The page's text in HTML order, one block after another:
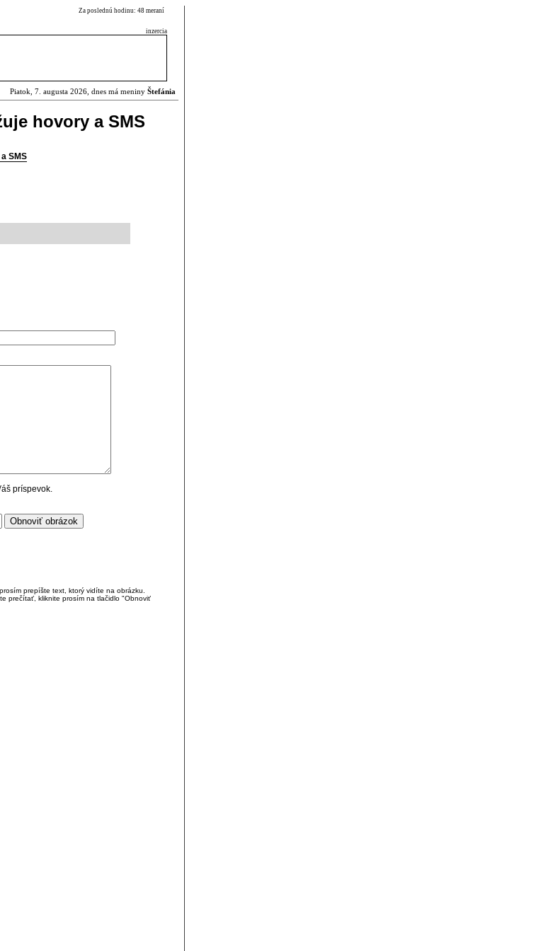
Za poslednú hodinu: 48 meraní
inzercia
Piatok, 7. augusta 2026, dnes má meniny Štefánia
hovory a SMS
SMS
príspevok.
prepíšte text, ktorý vidíte na obrázku.
prečítať, kliknite prosím na tlačidlo "Obnoviť